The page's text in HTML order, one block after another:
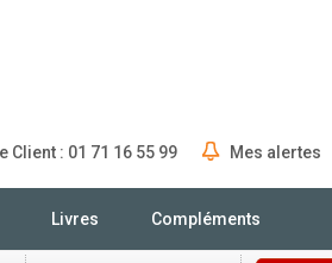
Client : 01 71 16 55 99 Mes alertes
Livres Compléments